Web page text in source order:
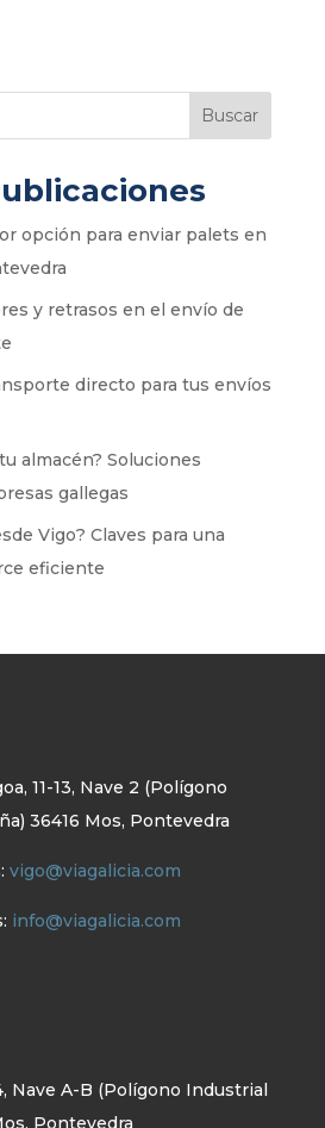
Buscar
opción para enviar palets en
y retrasos en el envío de
directo para tus envíos
almacén? Soluciones
gallegas
Vigo? Claves para una
eficiente
11-13, Nave 2 (Polígono
36416 Mos, Pontevedra
vigo@viagalicia.com
info@viagalicia.com
Nave A-B (Polígono Industrial
Pontevedra